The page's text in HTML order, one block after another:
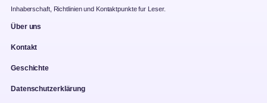
Inhaberschaft, Richtlinien und Kontaktpunkte fur Leser.
Über uns
Kontakt
Geschichte
Datenschutzerklärung